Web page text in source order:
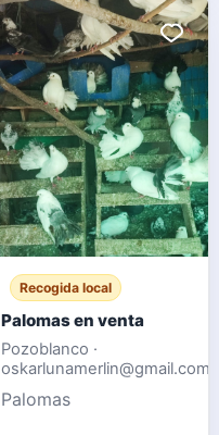
Montánchez Cáceres
Recogida local
Palomas en venta
Pozoblanco ·
oskarlunamerlin@gmail.com
Palomas